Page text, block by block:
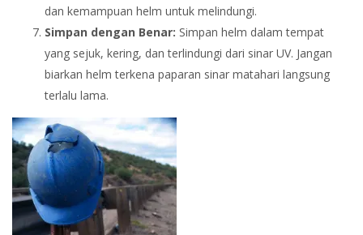
dan kemampuan helm untuk melindungi.
Simpan dengan Benar: Simpan helm dalam tempat
yang sejuk, kering, dan terlindungi dari sinar UV. Jangan
biarkan helm terkena paparan sinar matahari langsung
terlalu lama.